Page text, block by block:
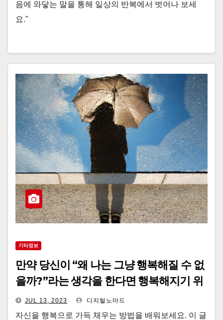
음에 와닿는 말을 통해 일상의 반복에서 벗어나 보세
요."
기타정보
만약 당신이 “왜 나는 그냥 행복해질 수 없
을까?”라는 생각을 한다면 행복해지기 위
한 3가지 방법
JUL 13, 2023 디지털노마드
자신을 행복으로 가득 채우는 방법을 배워보세요. 이 글